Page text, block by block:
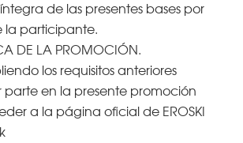
de las presentes bases por
participante.
DE LA PROMOCIÓN.
los requisitos anteriores
parte en la presente promoción
a la página oficial de EROSKI